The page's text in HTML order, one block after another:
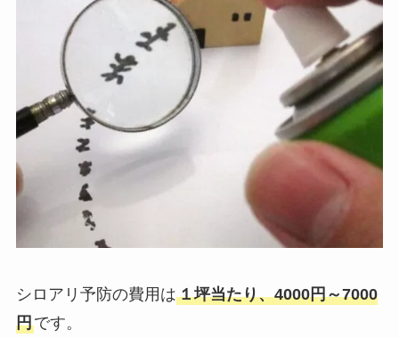
シロアリ予防の費用は１坪当たり、4000円～7000
円です。